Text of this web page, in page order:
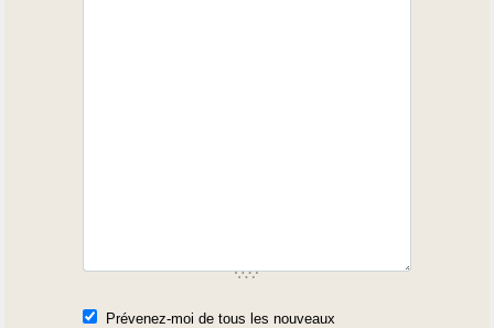
Prévenez-moi de tous les nouveaux